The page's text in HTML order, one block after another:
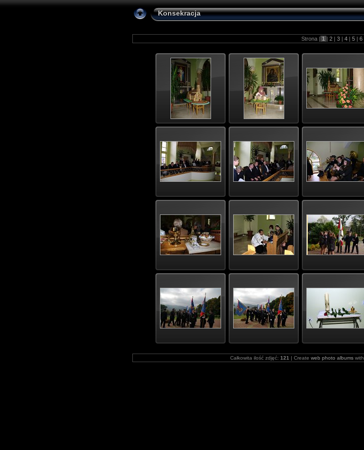
Konsekracja
Strona | 1 | 2 | 3 | 4 | 5 | 6
Całkowita ilość zdjęć: 121 | Create web photo albumswith